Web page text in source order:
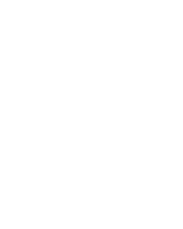
Navigation springen, indem du die Skip-Links